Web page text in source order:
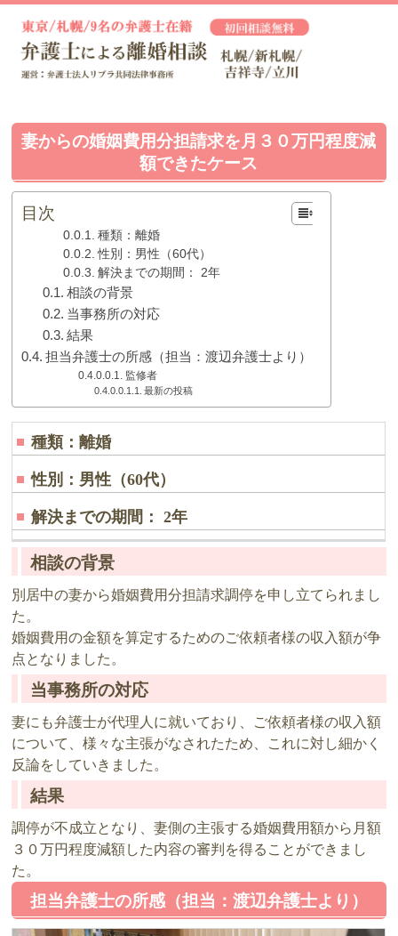
妻からの婚姻費用分担請求を月３０万円程度減
額できたケース
目次
種類：離婚
性別：男性（60代）
解決までの期間： 2年
相談の背景
当事務所の対応
結果
担当弁護士の所感（担当：渡辺弁護士より）
監修者
最新の投稿
種類：離婚
性別：男性（60代）
解決までの期間： 2年
相談の背景
別居中の妻から婚姻費用分担請求調停を申し立てられまし
た。
婚姻費用の金額を算定するためのご依頼者様の収入額が争
点となりました。
当事務所の対応
妻にも弁護士が代理人に就いており、ご依頼者様の収入額
について、様々な主張がなされたため、これに対し細かく
反論をしていきました。
結果
調停が不成立となり、妻側の主張する婚姻費用額から月額
３０万円程度減額した内容の審判を得ることができまし
た。
担当弁護士の所感（担当：渡辺弁護士より）